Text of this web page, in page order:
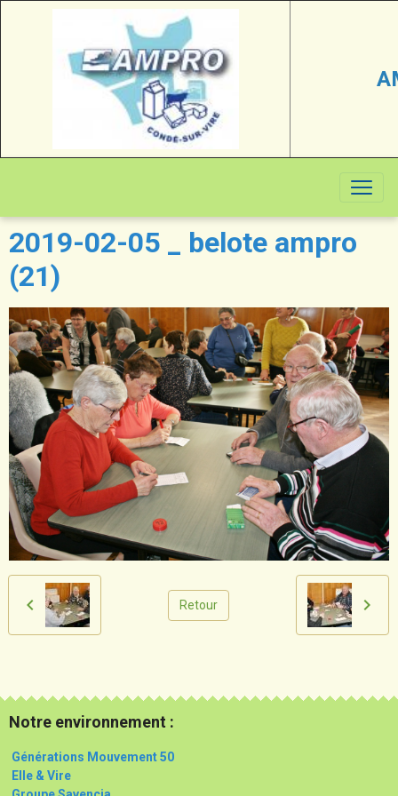
2019-02-05 _ belote ampro
(21)
Retour
Notre environnement :
Générations Mouvement 50
Elle & Vire